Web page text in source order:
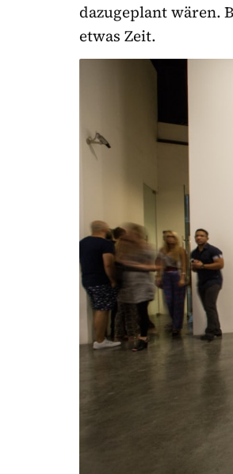
dazugeplant wären.
etwas Zeit.